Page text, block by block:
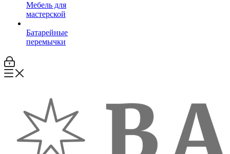
Мебель для
мастерской
Батарейные
перемычки